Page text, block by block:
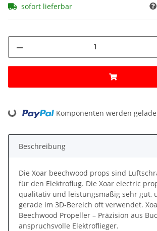
sofort lieferbar
Loading... Komponenten werden
Beschreibung
Die Xoar beechwood props sind
für den Elektroflug. Die Xoar electric
qualitativ und leistungsmäßig sehr gut,
gerade im 3D-Bereich oft verwendet.
Beechwood Propeller – Präzision aus
anspruchsvolle Elektroflieger.